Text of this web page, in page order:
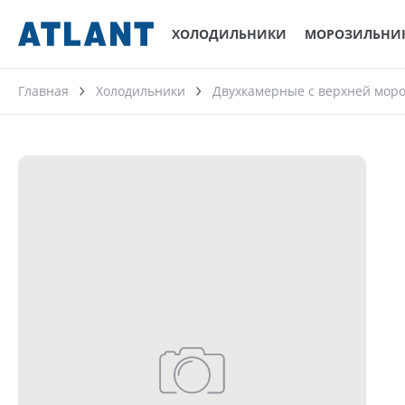
ХОЛОДИЛЬНИКИ
Главная Холодильники Двухкамерные с верхней